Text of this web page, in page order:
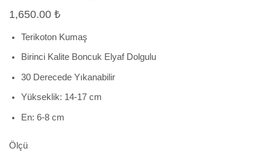
1,650.00 ₺
Terikoton Kumaş
Birinci Kalite Boncuk Elyaf Dolgulu
30 Derecede Yıkanabilir
Yükseklik: 14-17 cm
En: 6-8 cm
Ölçü